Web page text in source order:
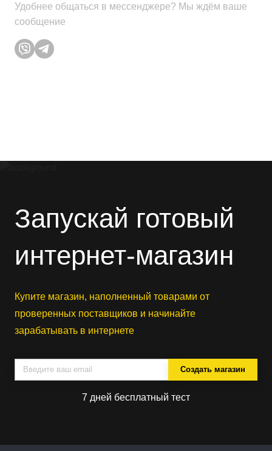
Удобнее общаться в мессенджере? Мы ждём ваше
сообщение
Запускай готовый
интернет-магазин
Купите магазин, наполненный товарами от
проверенных поставщиков и начинайте
зарабатывать в интернете
Создать магазин
7 дней бесплатный тест